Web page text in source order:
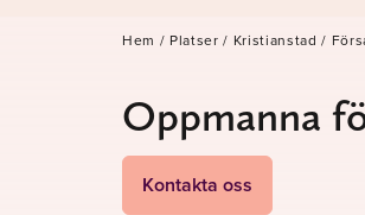
Hem / Platser / Kristianstad /
Oppmanna
Kontakta oss